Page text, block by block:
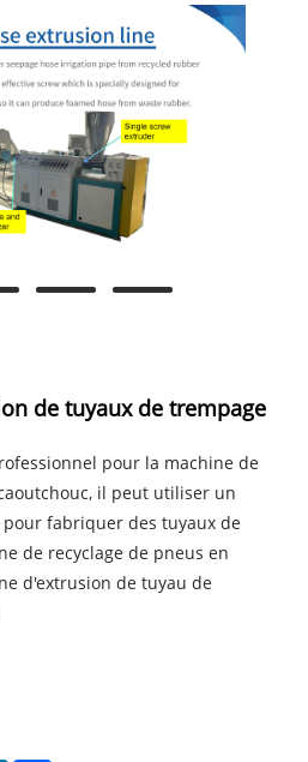
de tuyaux de trempage
pour la machine de
il peut utiliser un
fabriquer des tuyaux de
de recyclage de pneus en
d'extrusion de tuyau de